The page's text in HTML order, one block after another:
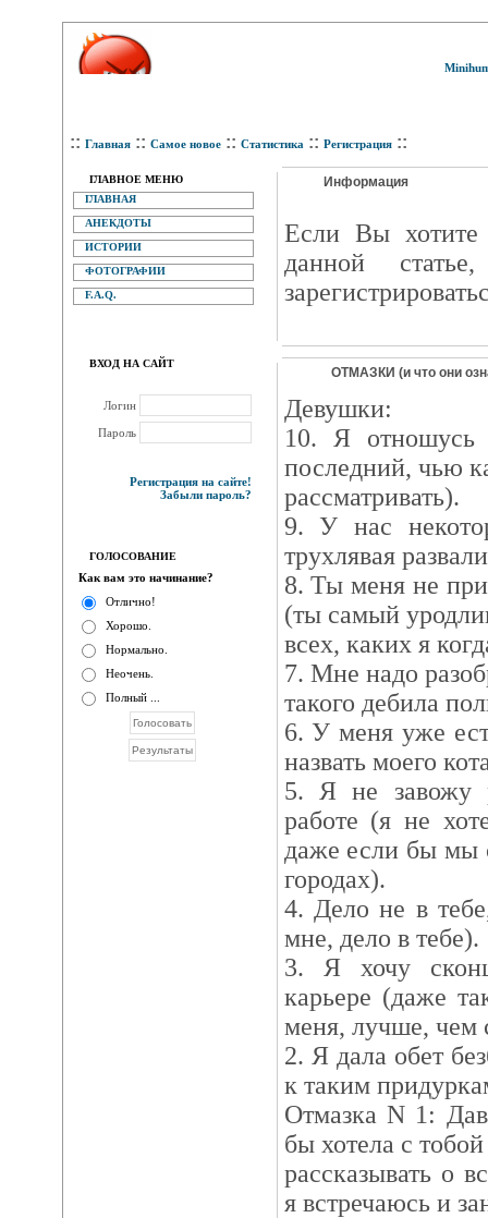
:: Главная :: Самое новое :: Статистика :: Регистрация ::
ГЛАВНОЕ МЕНЮ
ГЛАВНАЯ
АНЕКДОТЫ
ИСТОРИИ
ФОТОГРАФИИ
F.A.Q.
ВХОД НА САЙТ
Логин
Пароль
Регистрация на сайте!
Забыли пароль?
ГОЛОСОВАНИЕ
Как вам это начинание?
Отлично!
Хорошо.
Нормально.
Неочень.
Полный ...
Информация
Eсли Вы хотите
данной
ОТМАЗКИ (и что они
Девушки:
10. Я
последний, чью
рассматривать).
9. У нас
трухлявая
8. Ты меня не
(ты самый
всех, каких я
7. Мне надо
такого дебила
6. У меня уже
назвать моего
5. Я не завожу
работе (я не
даже если бы мы
городах).
4. Дело не в
мне, дело в тебе).
3. Я хочу
карьере (даже
меня, лучше, чем
2. Я дала обет
к таким
Отмазка N 1:
бы хотела с
рассказывать о
я встречаюсь и